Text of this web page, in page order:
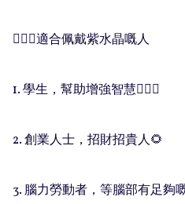
🧚🏻‍♀️適合佩戴紫水晶嘅人
1. 學生，幫助增強智慧💁🏻‍♀️
2. 創業人士，招財招貴人🌻
3. 腦力勞動者，等腦部有足夠